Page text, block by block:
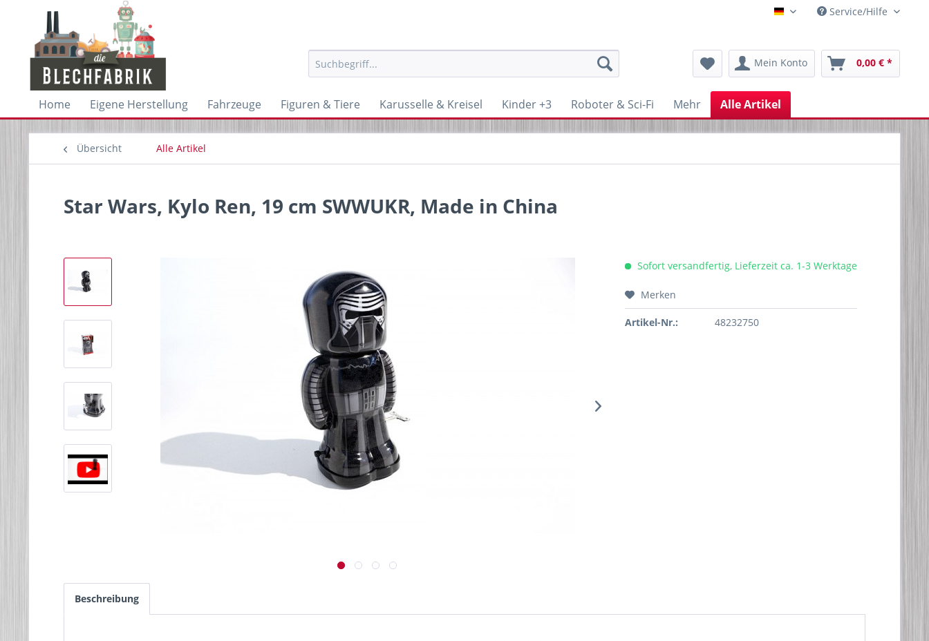
BlechfabrikService/Hilfe
Mein Konto 0,00 € *
Home Eigene Herstellung Fahrzeuge Figuren & Tiere Karusselle & Kreisel Kinder +3 Roboter & Sci-Fi Mehr Alle Artikel
Übersicht Alle Artikel
Star Wars, Kylo Ren, 19 cm SWWUKR, Made in China
Sofort versandfertig, Lieferzeit ca. 1-3 Werktage
Merken
Artikel-Nr.: 48232750
Beschreibung